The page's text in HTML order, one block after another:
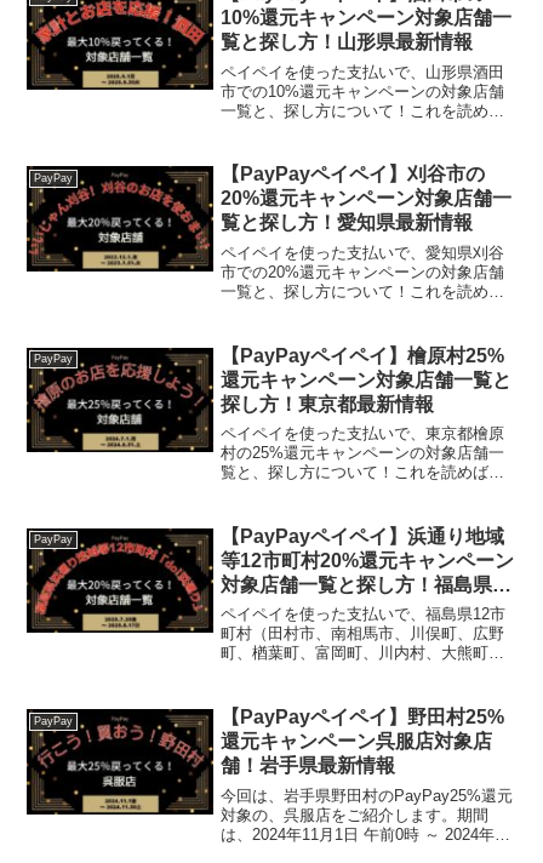
10%還元キャンペーン対象店舗一
覧と探し方！山形県最新情報
ペイペイを使った支払いで、山形県酒田
市での10%還元キャンペーンの対象店舗
一覧と、探し方について！これを読め
てくるキャンペーン!」の、対象店舗と探
し方がわかりま...
PayPay
【PayPayペイペイ】刈谷市の
20%還元キャンペーン対象店舗一
覧と探し方！愛知県最新情報
ペイペイを使った支払いで、愛知県刈谷
市での20%還元キャンペーンの対象店舗
一覧と、探し方について！これを読め
ンペーン！」の、対象店舗と探し方がわ
かります。刈谷市の...
PayPay
【PayPayペイペイ】檜原村25%
還元キャンペーン対象店舗一覧と
探し方！東京都最新情報
ペイペイを使った支払いで、東京都檜原
村の25%還元キャンペーンの対象店舗一
覧と、探し方について！これを読めば、
ャンペーン～！」の、対象店舗と探し方
がわかります。...
PayPay
【PayPayペイペイ】浜通り地域
等12市町村20%還元キャンペーン
対象店舗一覧と探し方！福島県最
新情報
ペイペイを使った支払いで、福島県12市
町村（田村市、南相馬市、川俣町、広野
町、楢葉町、富岡町、川内村、大熊町、
と、探し方について！これを読めば、
2025年7月25日から...
PayPay
【PayPayペイペイ】野田村25%
還元キャンペーン呉服店対象店
舗！岩手県最新情報
今回は、岩手県野田村のPayPay25%還元
対象の、呉服店をご紹介します。期間
は、2024年11月1日 午前0時 ～ 2024年11